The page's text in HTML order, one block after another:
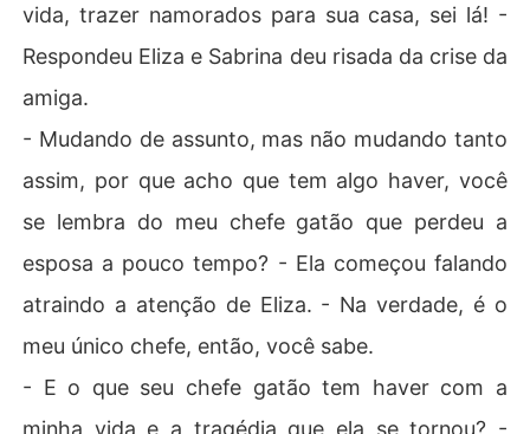
vida, trazer namorados para sua casa, sei lá! -
Respondeu Eliza e Sabrina deu risada da crise da
amiga.
- Mudando de assunto, mas não mudando tanto
assim, por que acho que tem algo haver, você
se lembra do meu chefe gatão que perdeu a
esposa a pouco tempo? - Ela começou falando
atraindo a atenção de Eliza. - Na verdade, é o
meu único chefe, então, você sabe.
- E o que seu chefe gatão tem haver com a
minha vida e a tragédia que ela se tornou? -